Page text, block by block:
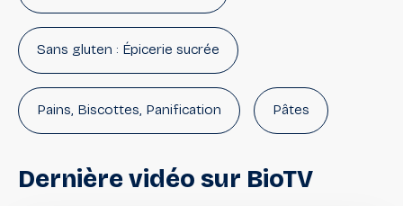
Sans gluten : Épicerie sucrée
Pains, Biscottes, Panification Pâtes
Biscuits, Gâteaux
Dernièrevidéo sur BioTV